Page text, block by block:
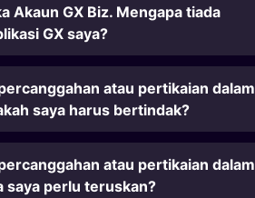
Akaun GX Biz. Mengapa tiada
GX saya?
atau pertikaian dalam
saya harus bertindak?
atau pertikaian dalam
saya perlu teruskan?